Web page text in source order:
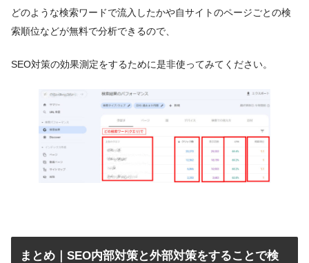
どのような検索ワードで流入したかや自サイトのページごとの検
索順位などが無料で分析できるので、
SEO対策の効果測定をするために是非使ってみてください。
まとめ｜SEO内部対策と外部対策をすることで検